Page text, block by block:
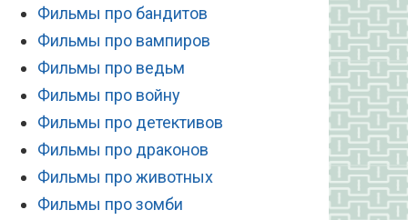
Фильмы про бандитов
Фильмы про вампиров
Фильмы про ведьм
Фильмы про войну
Фильмы про детективов
Фильмы про драконов
Фильмы про животных
Фильмы про зомби